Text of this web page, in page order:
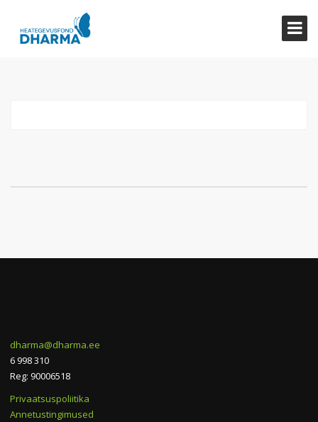
dharma@dharma.ee
6 998 310
Reg: 90006518
Privaatsuspoliitika
Annetustingimused